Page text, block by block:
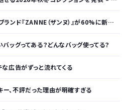
）』が60%に新規入店、モダン×エフォートレスなコレクションを展開
ッグってある？どんなバッグ使ってる？
広告がずっと流れてくる
ー、不評だった理由が明確すぎる